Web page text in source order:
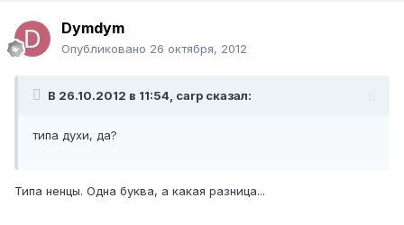
Dymdym
Опубликовано 26 октября, 2012
В 26.10.2012 в 11:54, carp сказал:
типа духи, да?
Типа ненцы. Одна буква, а какая разница...